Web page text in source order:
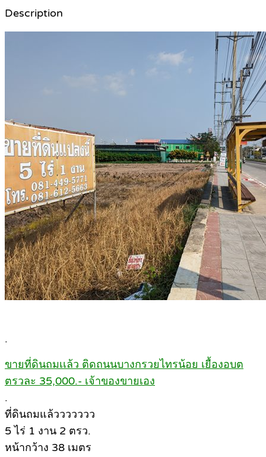
Description
.
ขายที่ดินถมเเล้ว ติดถนนบางกรวยไทรน้อย เยื้องอบต
ตรวละ 35,000.- เจ้าของขายเอง
.
ที่ดินถมแล้ววววววว
5 ไร่ 1 งาน 2 ตรว.
หน้ากว้าง 38 เมตร